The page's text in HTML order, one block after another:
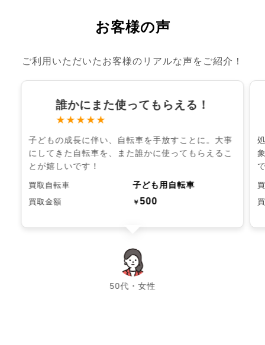
お客様の声
ご利用いただいたお客様のリアルな声をご紹介！
誰かにまた使ってもらえる！
★★★★★
子どもの成長に伴い、自転車を手放すことに。大事
にしてきた自転車を、また誰かに使ってもらえるこ
とが嬉しいです！
買取自転車 子ども用自転車
買取金額 ￥500
50代・女性
chevron_left chevron_right